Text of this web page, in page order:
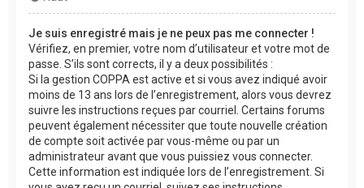
Je suis enregistré mais je ne peux pas me connecter !
Vérifiez, en premier, votre nom d’utilisateur et votre mot de
passe. S’ils sont corrects, il y a deux possibilités :
Si la gestion COPPA est active et si vous avez indiqué avoir
moins de 13 ans lors de l’enregistrement, alors vous devrez
suivre les instructions reçues par courriel. Certains forums
peuvent également nécessiter que toute nouvelle création
de compte soit activée par vous-même ou par un
administrateur avant que vous puissiez vous connecter.
Cette information est indiquée lors de l’enregistrement. Si